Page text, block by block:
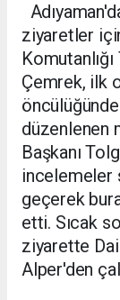
ziyaretler
Çemrek, ilk
düzenlenen
Başkanı
incelemeler
geçerek
etti. Sıcak
ziyarette
Alper'den